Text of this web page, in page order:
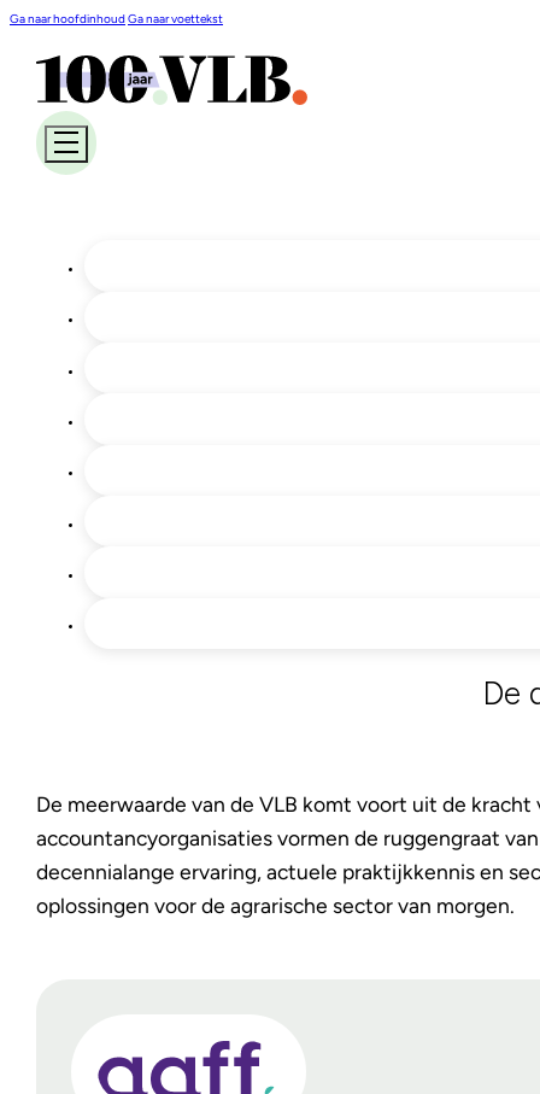
Ga naar hoofdinhoudGa naar voettekst
De
De meerwaarde van de VLB komt voort uit de
accountancyorganisaties vormen de ruggengraat
decennialange ervaring, actuele praktijkkennis en
oplossingen voor de agrarische sector van morgen.